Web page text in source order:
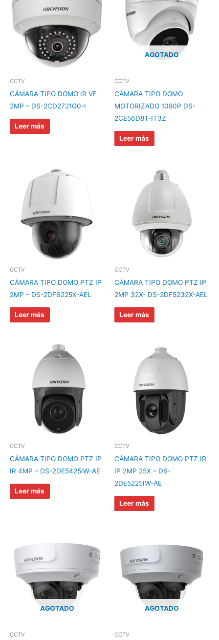
CCTV
CÁMARA TIPO DOMO IR VF
2MP – DS-2CD2721G0-I
Leer más
AGOTADO
CCTV
CÁMARA TIPO DOMO
MOTORIZADO 1080P DS-
2CE56D8T-IT3Z
Leer más
CCTV
CÁMARA TIPO DOMO PTZ IP
2MP – DS-2DF6225X-AEL
Leer más
CCTV
CÁMARA TIPO DOMO PTZ IP
2MP 32X- DS-2DF5232X-AEL
Leer más
CCTV
CÁMARA TIPO DOMO PTZ IP
IR 4MP – DS-2DE5425IW-AE
Leer más
CCTV
CÁMARA TIPO DOMO PTZ IR
IP 2MP 25X – DS-
2DE5225IW-AE
Leer más
AGOTADO
CCTV
AGOTADO
CCTV